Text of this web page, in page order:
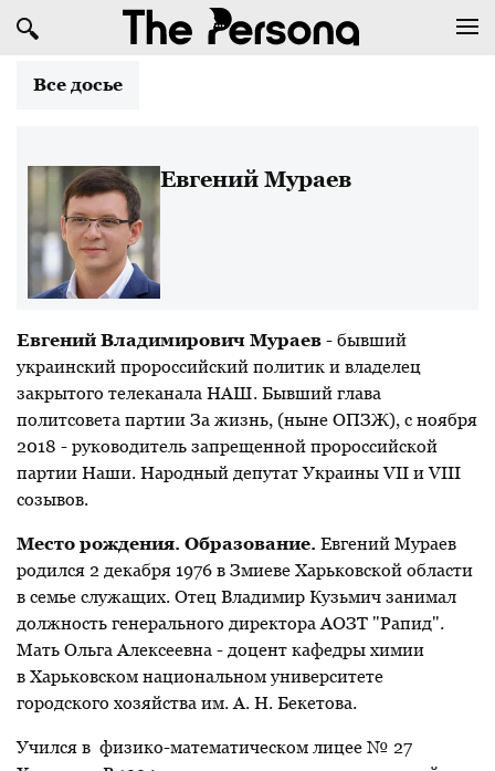
Все досье
Евгений Мураев
Евгений Владимирович Мураев - бывший
украинский пророссийский политик и владелец
закрытого телеканала НАШ. Бывший глава
политсовета партии За жизнь, (ныне ОПЗЖ), с ноября
2018 - руководитель запрещенной пророссийской
партии Наши. Народный депутат Украины VII и VIII
созывов.
Место рождения. Образование. Евгений Мураев
родился 2 декабря 1976 в Змиеве Харьковской области
в семье служащих. Отец Владимир Кузьмич занимал
должность генерального директора АОЗТ "Рапид".
Мать Ольга Алексеевна - доцент кафедры химии
в Харьковском национальном университете
городского хозяйства им. А. Н. Бекетова.
Учился в физико-математическом лицее № 27